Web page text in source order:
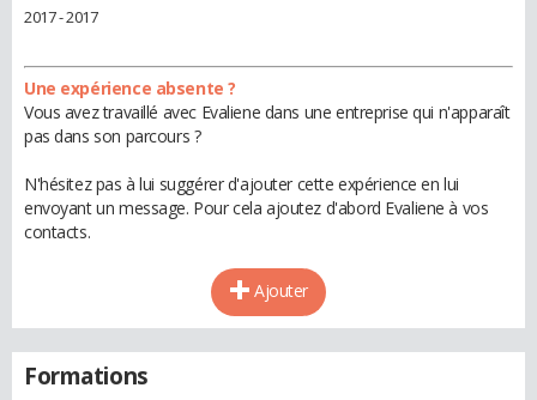
2017 - 2017
Une expérience absente ?
Vous avez travaillé avec Evaliene dans une entreprise qui n'apparaît
pas dans son parcours ?
N'hésitez pas à lui suggérer d'ajouter cette expérience en lui
envoyant un message. Pour cela ajoutez d'abord Evaliene à vos
contacts.
Ajouter
Formations